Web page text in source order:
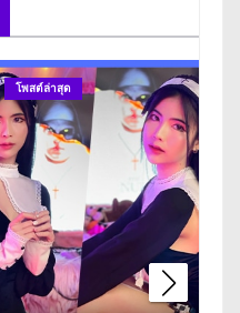
โพสต์ล่าสุด